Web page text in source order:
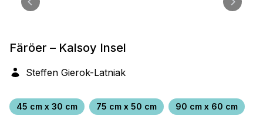
Färöer – Kalsoy Insel
Steffen Gierok-Latniak
45 cm x 30 cm 75 cm x 50 cm 90 cm x 60 cm